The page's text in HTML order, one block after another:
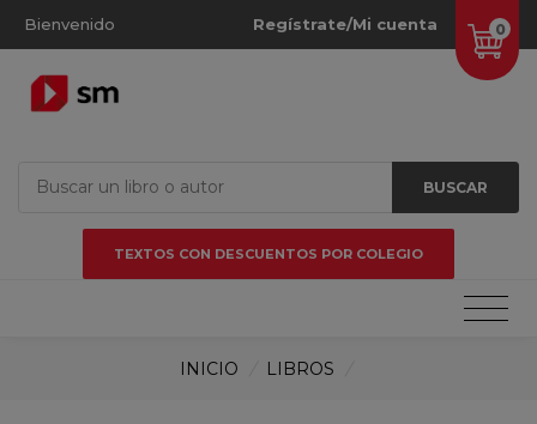
Bienvenido 0
Regístrate/Mi cuenta
BUSCAR
TEXTOS CON DESCUENTOS POR COLEGIO
INICIO LIBROS